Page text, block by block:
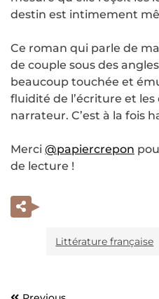
destin est intimement
Ce roman qui parle de
de couple sous des
beaucoup touchée et
fluidité de l’écriture et
narrateur. C’est à la fois
Merci @papiercrepon
de lecture !
Littérature française